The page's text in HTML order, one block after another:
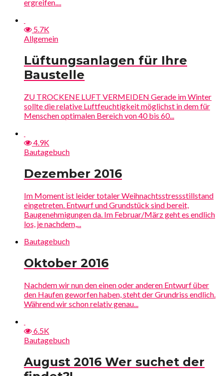
ergreifen....
5.7K
Allgemein
Lüftungsanlagen für Ihre
Baustelle
ZU TROCKENE LUFT VERMEIDEN Gerade im Winter
sollte die relative Luftfeuchtigkeit möglichst in dem für
Menschen optimalen Bereich von 40 bis 60...
4.9K
Bautagebuch
Dezember 2016
Im Moment ist leider totaler Weihnachtsstressstillstand
eingetreten. Entwurf und Grundstück sind bereit,
Baugenehmigungen da. Im Februar/März geht es endlich
los, je nachdem,...
Bautagebuch
Oktober 2016
Nachdem wir nun den einen oder anderen Entwurf über
den Haufen geworfen haben, steht der Grundriss endlich.
Während wir schon relativ genau...
6.5K
Bautagebuch
August 2016 Wer suchet der